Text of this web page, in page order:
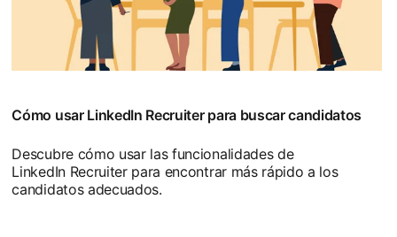
Cómo usar LinkedIn Recruiter para buscar candidatos
Descubre cómo usar las funcionalidades de
LinkedIn Recruiter para encontrar más rápido a los
candidatos adecuados.